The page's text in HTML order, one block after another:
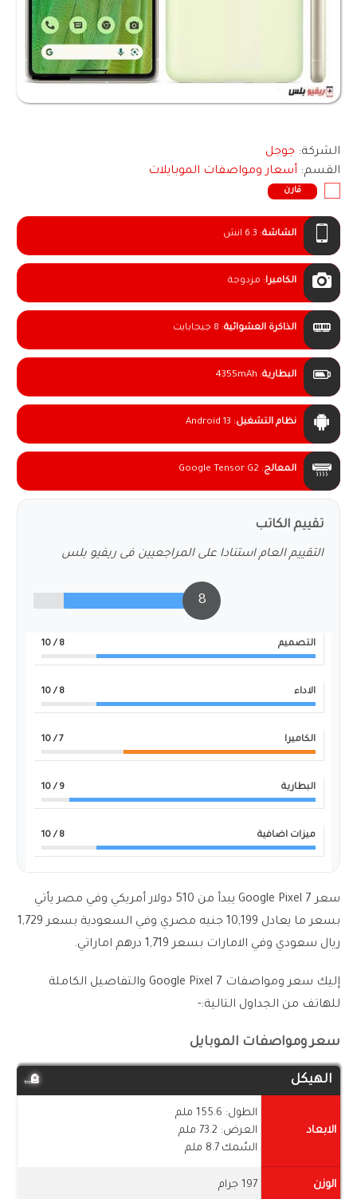
الشركة: جوجل
القسم: أسعار ومواصفات الموبايلات
قارن
الشاشة: 6.3 انش
الكاميرا: مزدوجة
الذاكرة العشوائية: 8 جيجابايت
البطارية:
4355mAh
نظام التشغيل:
Android 13
المعالج:
Google Tensor G2
تقييم الكاتب
التقييم العام استنادا على المراجعيين فى ريفيو بلس
8
التصميم 8
/ 10
الاداء 8
/ 10
الكاميرا 7
/ 10
البطارية 9
/ 10
ميزات اضافية 8
/ 10
سعر Google Pixel 7 يبدأ من 510 دولار أمريكي وفي مصر يأتي
بسعر ما يعادل 10,199 جنيه مصري وفي السعودية بسعر 1,729
ريال سعودي وفي الامارات بسعر 1,719 درهم اماراتي.
إليك سعر ومواصفات Google Pixel 7 والتفاصيل الكاملة
للهاتف من الجداول التالية:-
سعر ومواصفات الموبايل
الهيكل
الابعاد
الطول: 155.6 ملم
العرض: 73.2 ملم
السُمك 8.7 ملم
الوزن 197 جرام